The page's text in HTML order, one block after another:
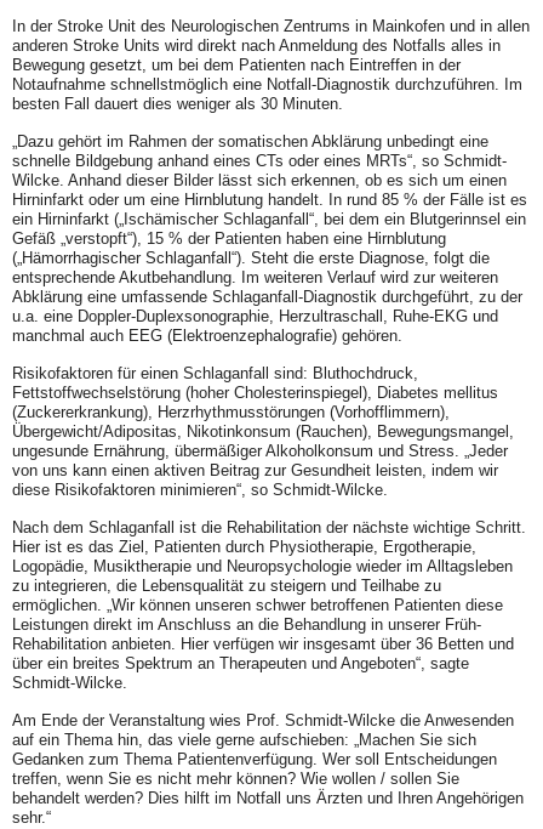
In der Stroke Unit des Neurologischen Zentrums in Mainkofen und in allen
anderen Stroke Units wird direkt nach Anmeldung des Notfalls alles in
Bewegung gesetzt, um bei dem Patienten nach Eintreffen in der
Notaufnahme schnellstmöglich eine Notfall-Diagnostik durchzuführen. Im
besten Fall dauert dies weniger als 30 Minuten.
„Dazu gehört im Rahmen der somatischen Abklärung unbedingt eine
schnelle Bildgebung anhand eines CTs oder eines MRTs“, so Schmidt-
Wilcke. Anhand dieser Bilder lässt sich erkennen, ob es sich um einen
Hirninfarkt oder um eine Hirnblutung handelt. In rund 85 % der Fälle ist es
ein Hirninfarkt („Ischämischer Schlaganfall“, bei dem ein Blutgerinnsel ein
Gefäß „verstopft“), 15 % der Patienten haben eine Hirnblutung
(„Hämorrhagischer Schlaganfall“). Steht die erste Diagnose, folgt die
entsprechende Akutbehandlung. Im weiteren Verlauf wird zur weiteren
Abklärung eine umfassende Schlaganfall-Diagnostik durchgeführt, zu der
u.a. eine Doppler-Duplexsonographie, Herzultraschall, Ruhe-EKG und
manchmal auch EEG (Elektroenzephalografie) gehören.
Risikofaktoren für einen Schlaganfall sind: Bluthochdruck,
Fettstoffwechselstörung (hoher Cholesterinspiegel), Diabetes mellitus
(Zuckererkrankung), Herzrhythmusstörungen (Vorhofflimmern),
Übergewicht/Adipositas, Nikotinkonsum (Rauchen), Bewegungsmangel,
ungesunde Ernährung, übermäßiger Alkoholkonsum und Stress. „Jeder
von uns kann einen aktiven Beitrag zur Gesundheit leisten, indem wir
diese Risikofaktoren minimieren“, so Schmidt-Wilcke.
Nach dem Schlaganfall ist die Rehabilitation der nächste wichtige Schritt.
Hier ist es das Ziel, Patienten durch Physiotherapie, Ergotherapie,
Logopädie, Musiktherapie und Neuropsychologie wieder im Alltagsleben
zu integrieren, die Lebensqualität zu steigern und Teilhabe zu
ermöglichen. „Wir können unseren schwer betroffenen Patienten diese
Leistungen direkt im Anschluss an die Behandlung in unserer Früh-
Rehabilitation anbieten. Hier verfügen wir insgesamt über 36 Betten und
über ein breites Spektrum an Therapeuten und Angeboten“, sagte
Schmidt-Wilcke.
Am Ende der Veranstaltung wies Prof. Schmidt-Wilcke die Anwesenden
auf ein Thema hin, das viele gerne aufschieben: „Machen Sie sich
Gedanken zum Thema Patientenverfügung. Wer soll Entscheidungen
treffen, wenn Sie es nicht mehr können? Wie wollen / sollen Sie
behandelt werden? Dies hilft im Notfall uns Ärzten und Ihren Angehörigen
sehr.“